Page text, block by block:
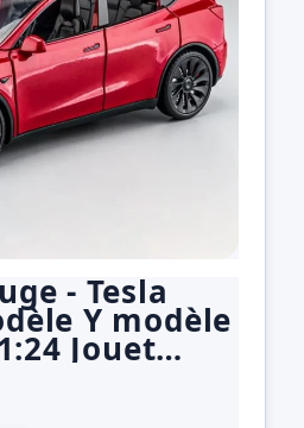
- Tesla
Y modèle
Jouet
à